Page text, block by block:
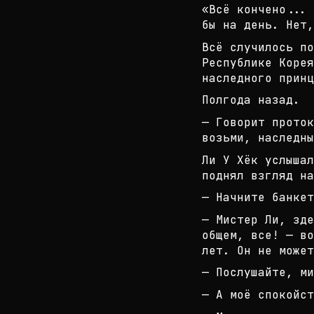
«Всё кончено...
бы на день.
Всё случилось
Республике
наследного
Полгода назад.
— Говорит
возьми,
Ли У Хёк
поднял взгляд
— Начните
— Мистер Ли,
общем, все! —
лет.
Он не
— Послушайте,
— А моё